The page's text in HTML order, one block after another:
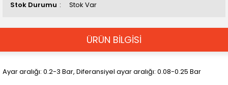
Stok Durumu Stok Var
ÜRÜN BİLGİSİ
Ayar aralığı: 0.2-3 Bar, Diferansiyel ayar aralığı: 0.08-0.25 Bar